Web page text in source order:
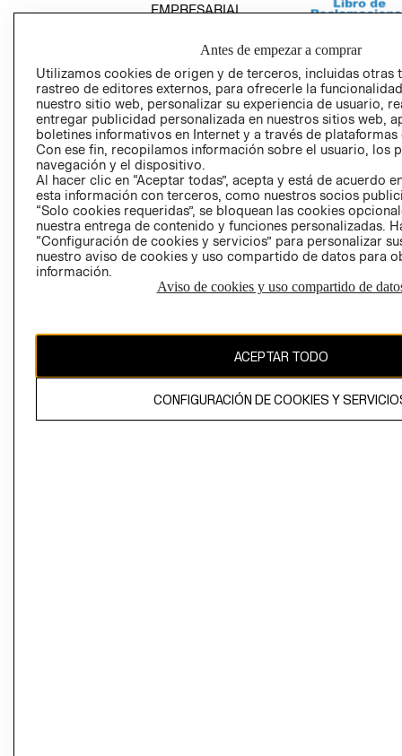
EMPRESARIAL
AVISO DE
PRIVACIDAD
GIFT CARD
El contenido de esta página web está protegido por copyright y es
Antes de empezar a comprar
Utilizamos cookies de origen y de terceros, incluidas otras
rastreo de editores externos, para ofrecerle la
nuestro sitio web, personalizar su experiencia de usuario,
entregar publicidad personalizada en nuestros sitios web,
boletines informativos en Internet y a través de plataformas
Con ese fin, recopilamos información sobre el usuario, los
navegación y el dispositivo.
Al hacer clic en “Aceptar todas”, acepta y está de acuerdo
esta información con terceros, como nuestros socios
“Solo cookies requeridas”, se bloquean las cookies
nuestra entrega de contenido y funciones personalizadas.
“Configuración de cookies y servicios” para personalizar
nuestro aviso de cookies y uso compartido de datos para
información.
Aviso de cookies y uso compartido de
ACEPTAR TODO
CONFIGURACIÓN DE COOKIES Y